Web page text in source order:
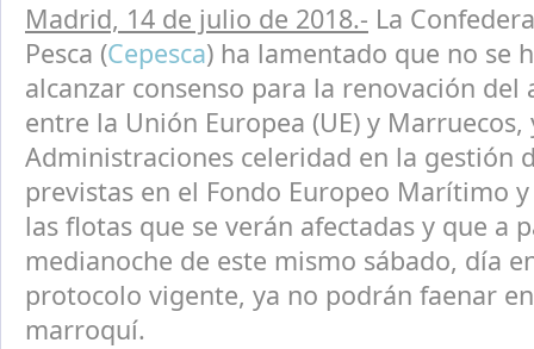
Madrid, 14 de julio de 2018.- La
Pesca (Cepesca) ha lamentado que no se
alcanzar consenso para la renovación del
entre la Unión Europea (UE) y
Administraciones celeridad en la gestión
previstas en el Fondo Europeo Marítimo y
las flotas que se verán afectadas y que a
medianoche de este mismo sábado, día
protocolo vigente, ya no podrán faenar
marroquí.